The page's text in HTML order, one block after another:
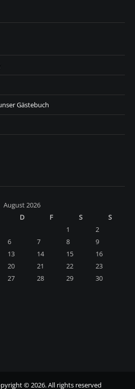
Gästebuch
August 2026
D F S
S
1
2
6 7 8
9
13 14 15
16
20 21 22
23
27 28 29
30
© 2026. All rights reserved